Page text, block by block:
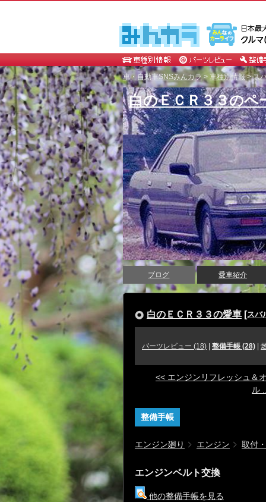
車・自動車SNSみんカラ > 車種別情報>ス
白のＥＣＲ３３のペ
ブログ 愛車紹介
白のＥＣＲ３３の愛車 [スバ
パーツレビュー (18) 整備手帳 (28)
<< エンジンリフレッシュ＆
ル
整備手帳
エンジン廻り エンジン 取付
エンジンベルト交換
他の整備手帳を見る